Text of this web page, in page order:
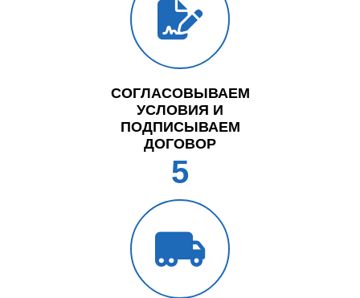
СОГЛАСОВЫВАЕМ
УСЛОВИЯ И
ПОДПИСЫВАЕМ
ДОГОВОР
5